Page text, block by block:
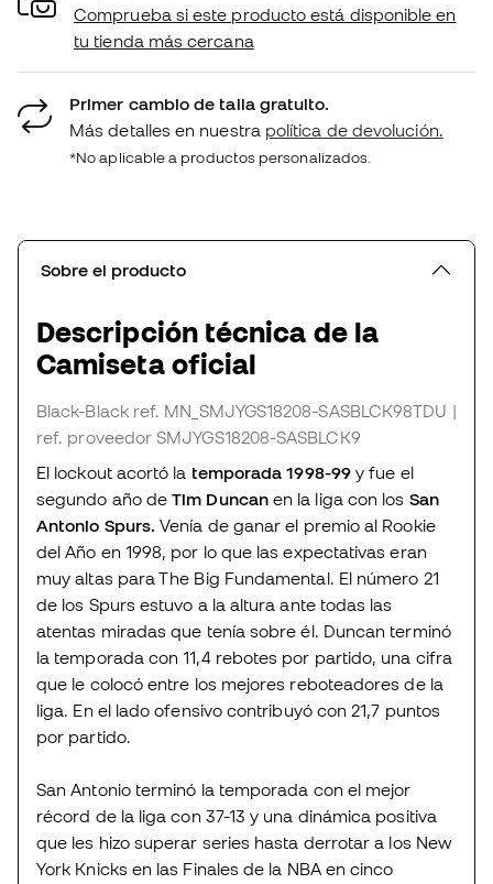
Comprueba si este producto está disponible en
tu tienda más cercana
Primer cambio de talla gratuito.
Más detalles en nuestra política de devolución.
*No aplicable a productos personalizados.
Sobre el producto
Descripción técnica de la
Camiseta oficial
Black-Black ref. MN_SMJYGS18208-SASBLCK98TDU |
ref. proveedor SMJYGS18208-SASBLCK9
El lockout acortó la temporada 1998-99y fue el
segundo año deTim Duncanen la liga con los San
Antonio Spurs. Venía de ganar el premio al Rookie
del Año en 1998, por lo que las expectativas eran
muy altas para The Big Fundamental. El número 21
de los Spurs estuvo a la altura ante todas las
atentas miradas que tenía sobre él. Duncan terminó
la temporada con 11,4 rebotes por partido, una cifra
que le colocó entre los mejores reboteadores de la
liga. En el lado ofensivo contribuyó con 21,7 puntos
por partido.
San Antonio terminó la temporada con el mejor
récord de la liga con 37-13 y una dinámica positiva
que les hizo superar series hasta derrotar a los New
York Knicks en las Finales de la NBA en cinco